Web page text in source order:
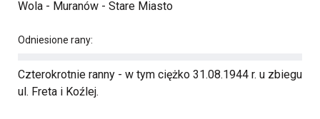
Wola - Muranów - Stare Miasto
Odniesione rany:
Czterokrotnie ranny - w tym ciężko 31.08.1944 r. u zbiegu
ul. Freta i Koźlej.